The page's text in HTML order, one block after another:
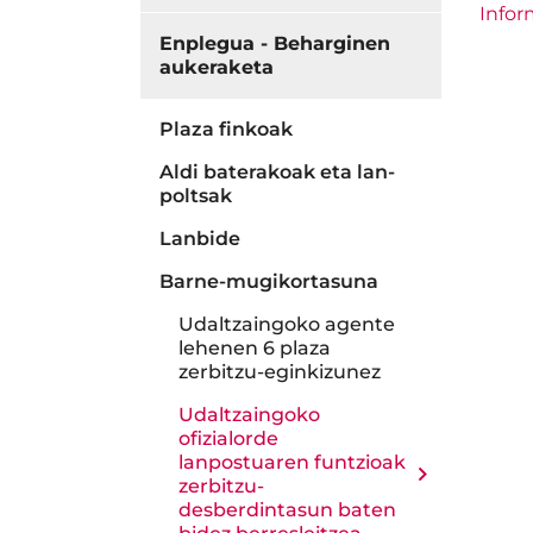
Enplegua - Beharginen
aukeraketa
Plaza finkoak
Aldi baterakoak eta lan-
poltsak
Lanbide
Barne-mugikortasuna
Udaltzaingoko agente
lehenen 6 plaza
zerbitzu-eginkizunez
Udaltzaingoko
ofizialorde
lanpostuaren funtzioak
zerbitzu-
desberdintasun baten